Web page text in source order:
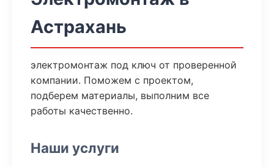
Астрахань
электромонтаж под ключ от проверенной
компании. Поможем с проектом,
подберем материалы, выполним все
работы качественно.
Наши услуги